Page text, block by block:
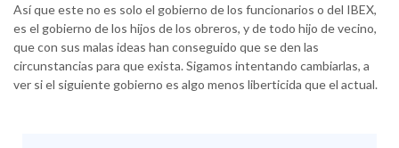
Así que este no es solo el gobierno de los funcionarios o del IBEX,
es el gobierno de los hijos de los obreros, y de todo hijo de vecino,
que con sus malas ideas han conseguido que se den las
circunstancias para que exista. Sigamos intentando cambiarlas, a
ver si el siguiente gobierno es algo menos liberticida que el actual.